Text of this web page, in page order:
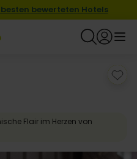
bewerteten Hotels
Flair im Herzen von